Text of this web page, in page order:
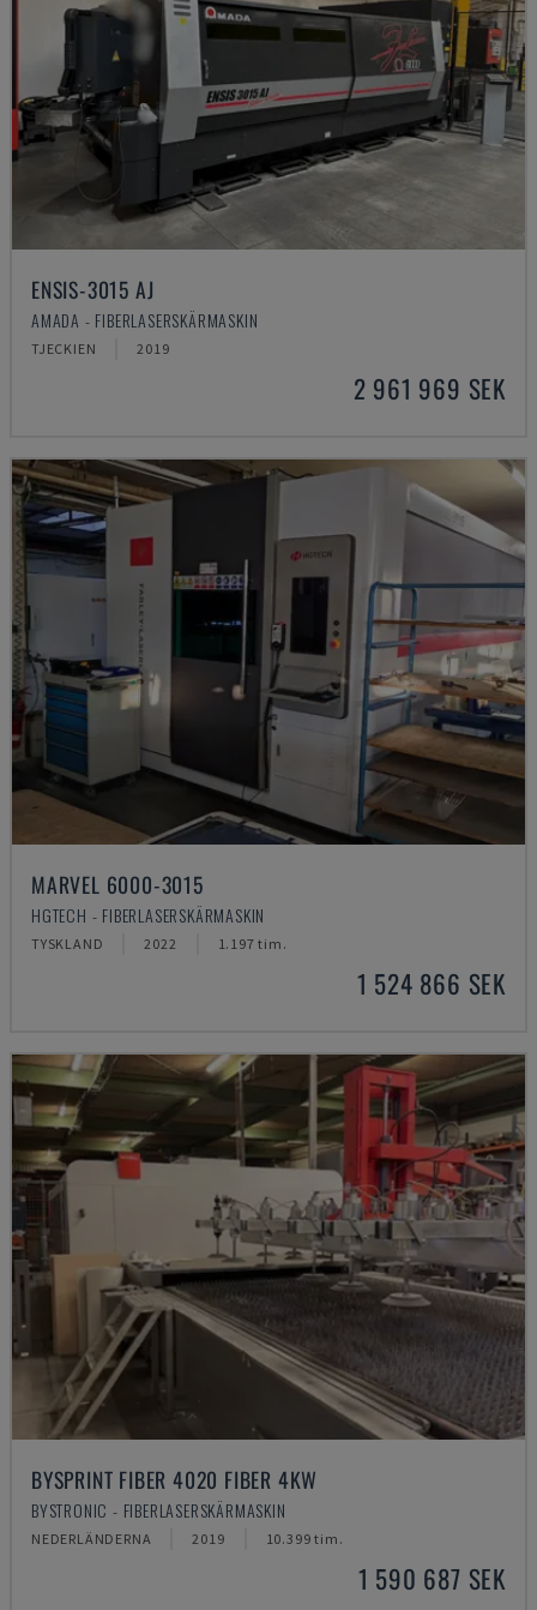
ENSIS-3015 AJ
AMADA - FIBERLASERSKÄRMASKIN
TJECKIEN 2019
2 961 969 SEK
MARVEL 6000-3015
HGTECH - FIBERLASERSKÄRMASKIN
TYSKLAND 2022 1.197 tim.
1 524 866 SEK
BYSPRINT FIBER 4020 FIBER 4KW
BYSTRONIC - FIBERLASERSKÄRMASKIN
NEDERLÄNDERNA 2019 10.399 tim.
1 590 687 SEK